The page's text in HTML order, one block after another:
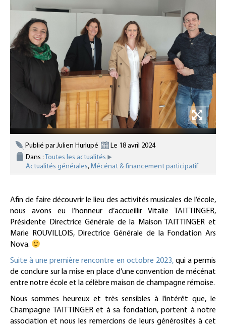
Publié par Julien Hurlupé
Le 18 avril 2024
Dans : Toutes les actualités
Actualités générales Mécénat & financement participatif
Afin de faire découvrir le lieu des activités musicales de l’école,
nous avons eu l’honneur d’accueillir Vitalie TAITTINGER,
Présidente Directrice Générale de la Maison TAITTINGER et
Marie ROUVILLOIS, Directrice Générale de la Fondation Ars
Nova.
Suite à une première rencontre en octobre 2023, qui a permis
de conclure sur la mise en place d’une convention de mécénat
entre notre école et la célèbre maison de champagne rémoise.
Nous sommes heureux et très sensibles à l’intérêt que, le
Champagne TAITTINGER et à sa fondation, portent à notre
association et nous les remercions de leurs générosités à cet